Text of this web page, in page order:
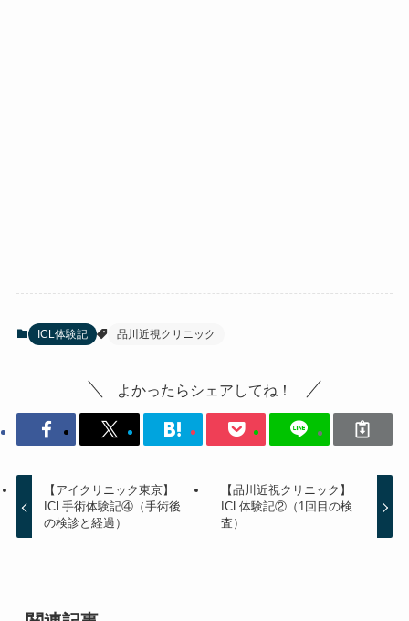
ICL体験記 品川近視クリニック
よかったらシェアしてね！
【アイクリニック東京】
ICL手術体験記④（手術後
の検診と経過）
【品川近視クリニック】
ICL体験記②（1回目の検
査）